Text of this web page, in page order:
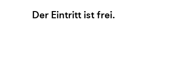
Der Eintritt ist frei.